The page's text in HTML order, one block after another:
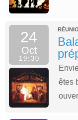
24
Oct
19:30
êtes